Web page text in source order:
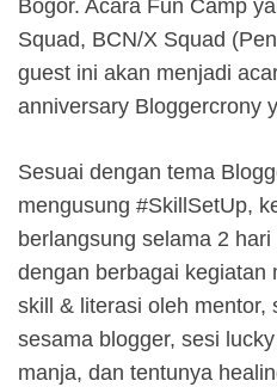
Bogor. Acara Fun Camp
Squad, BCN/X Squad
guest ini akan menjadi
anniversary Bloggercrony
Sesuai dengan tema
mengusung #SkillSetUp,
berlangsung selama 2
dengan berbagai kegiatan
skill & literasi oleh mentor,
sesama blogger, sesi
manja, dan tentunya